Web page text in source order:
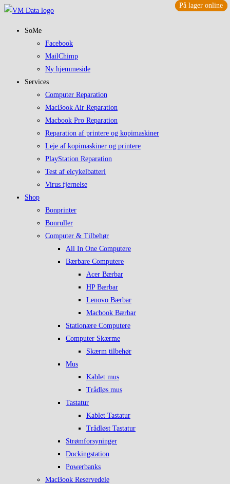
Skip
SoMe
Facebook
MailChimp
Ny hjemmeside
Services
Computer Reparation
MacBook Air Reparation
Macbook Pro Reparation
Reparation af printere og kopimaskiner
Leje af kopimaskiner og printere
PlayStation Reparation
Test af elcykelbatteri
Virus fjernelse
Shop
Bonprinter
Bonruller
Computer & Tilbehør
All In One Computere
Bærbare Computere
Acer Bærbar
HP Bærbar
Lenovo Bærbar
Macbook Bærbar
Stationære Computere
Computer Skærme
Skærm tilbehør
Mus
Kablet mus
Trådløs mus
Tastatur
Kablet Tastatur
Trådløst Tastatur
Strømforsyninger
Dockingstation
Powerbanks
MacBook Reservedele
På lager online
På lager online